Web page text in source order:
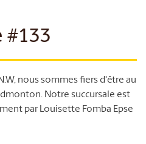
#133
nous sommes fiers d'être au
Notre succursale est
par Louisette Fomba Epse